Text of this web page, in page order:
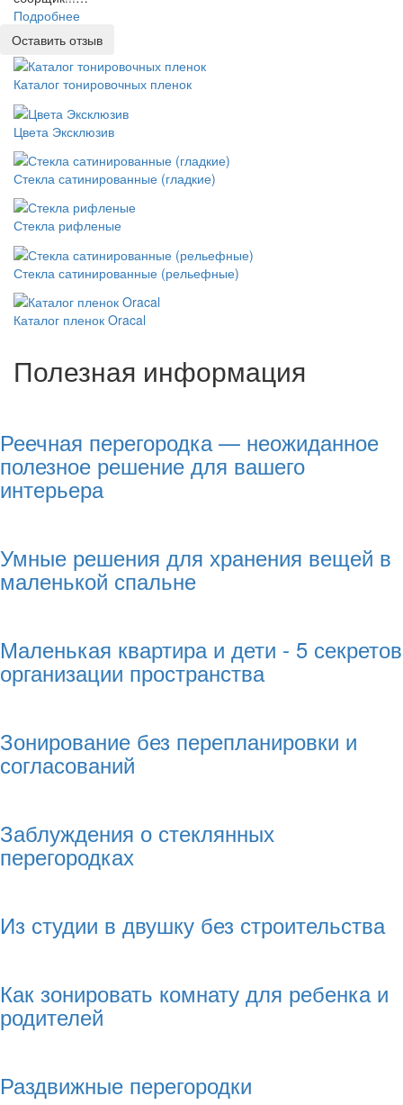
Подробнее
Оставить отзыв
Каталог тонировочных пленок
Цвета Эксклюзив
Стекла сатинированные (гладкие)
Стекла рифленые
Стекла сатинированные (рельефные)
Каталог пленок Oracal
Полезная информация
Реечная перегородка — неожиданное
полезное решение для вашего
интерьера
Умные решения для хранения вещей в
маленькой спальне
Маленькая квартира и дети - 5 секретов
организации пространства
Зонирование без перепланировки и
согласований
Заблуждения о стеклянных
перегородках
Из студии в двушку без строительства
Как зонировать комнату для ребенка и
родителей
Раздвижные перегородки